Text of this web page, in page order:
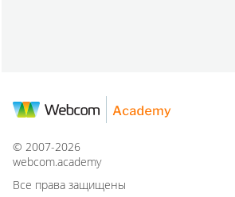
© 2007-2026
webcom.academy
Все права защищены